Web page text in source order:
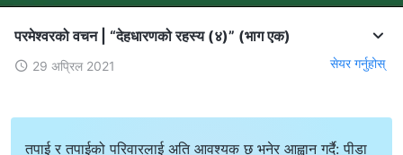
परमेश्‍वरको वचन | “देहधारणको रहस्य (४)” (भाग एक)
29 अप्रिल 2021 सेयर गर्नुहोस्
तपाई र तपाईको परिवारलाई अति आवश्यक छ भनेर आह्वान गर्दै: पीडा